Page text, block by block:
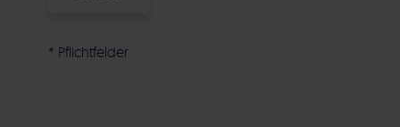
* Pflichtfelder